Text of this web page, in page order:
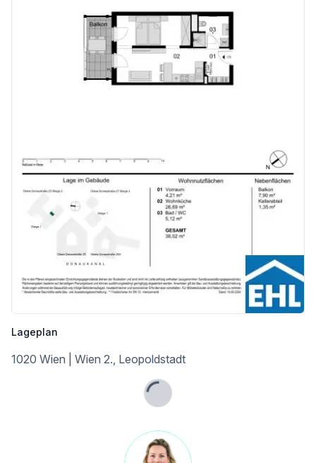
von EUR 286.000,- bis EUR 1.238.000,- netto zzgl. 20% USt.
Zu erwartender Mietertrag
von ca. EUR 17,50 bis EUR 22,50 netto/m²
Provisionsfrei für den Käufer!
Fertigstellung: voraussichtlich Q2/2026
Bei diesem Angebot handelt es sich um eine Vorsorgewohnung, die zu Vermietungszwecken erworben wird. Der angegebene Kaufpreis versteht sich daher zzgl. 20% USt. Diese Daten sind vorbehaltlich möglicher Änderungen.
Wir weisen darauf hin, dass zwischen dem Vermittler und dem zu vermittelnden Dritten ein familiäres oder wirtschaftliches Naheverhältnis besteht.
Infrastruktur / Entfernungen
Gesundheit
Lageplan
1020 Wien | Wien 2., Leopoldstadt
Lade...